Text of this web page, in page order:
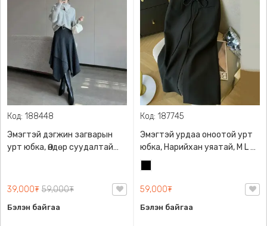
Код: 188448
Эмэгтэй дэгжин загварын
урт юбка, Өндөр суудалтай
сонголттой
39,000₮ 59,000₮
Бэлэн байгаа
Код: 187745
Эмэгтэй урдаа оноотой урт
юбка, Нарийхан уяатай, M L XL
размертай, Брюкен
материалтай
59,000₮
Бэлэн байгаа